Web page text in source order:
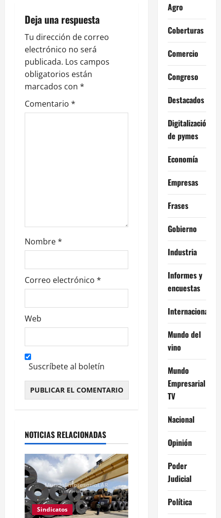
ó
n
d
e
e
a
s
Deja una respuesta
Tu dirección de correo
electrónico no será
publicada. Los campos
obligatorios están
marcados con *
Comentario *
Nombre*
Correo electrónico *
Web
Suscríbete al boletín
NOTICIAS RELACIONADAS
Sindicatos
Agro
Coberturas
Comercio
Congreso
Destacados
Digitalización
de pymes
Economía
Empresas
Frases
Gobierno
Industria
Informes y
encuestas
Internacional
Mundo del
vino
Mundo
Empresarial
TV
Nacional
Opinión
Poder
Judicial
Política